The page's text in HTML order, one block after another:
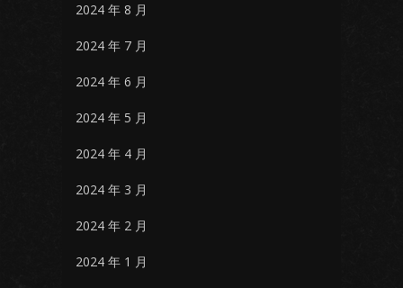
2024 年 8 月
2024 年 7 月
2024 年 6 月
2024 年 5 月
2024 年 4 月
2024 年 3 月
2024 年 2 月
2024 年 1 月